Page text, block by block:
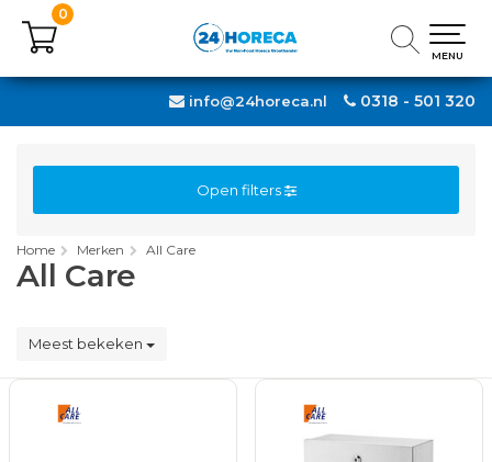
0318 - 501 320
info@24horeca.nl
0
MENU
0
MENU
Open filters
Home Merken All Care
All Care
Meest bekeken